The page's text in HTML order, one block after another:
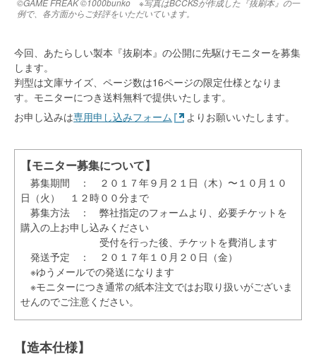
©GAME FREAK ©1000bunko ※写真はBCCKSが作成した『抜刷本』の一
例で、各方面からご好評をいただいています。
今回、あたらしい製本『抜刷本』の公開に先駆けモニターを募集
します。
判型は文庫サイズ、ページ数は16ページの限定仕様となりま
す。モニターにつき送料無料で提供いたします。
お申し込みは専用申し込みフォーム よりお願いいたします。
【モニター募集について】
募集期間 ： ２０１７年９月２１日（木）〜１０月１０
日（火） １２時００分まで
募集方法 ： 弊社指定のフォームより、必要チケットを
購入の上お申し込みください
受付を行った後、チケットを費消します
発送予定 ： ２０１７年１０月２０日（金）
※ゆうメールでの発送になります
※モニターにつき通常の紙本注文ではお取り扱いがございま
せんのでご注意ください。
【造本仕様】